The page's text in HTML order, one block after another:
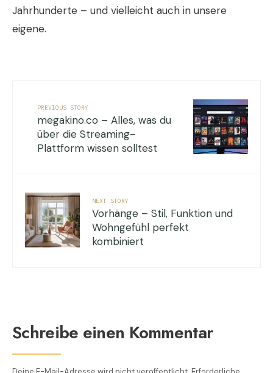
Jahrhunderte – und vielleicht auch in unsere
eigene.
PREVIOUS STORY
megakino.co – Alles, was du
über die Streaming-
Plattform wissen solltest
NEXT STORY
Vorhänge – Stil, Funktion und
Wohngefühl perfekt
kombiniert
Schreibe einen Kommentar